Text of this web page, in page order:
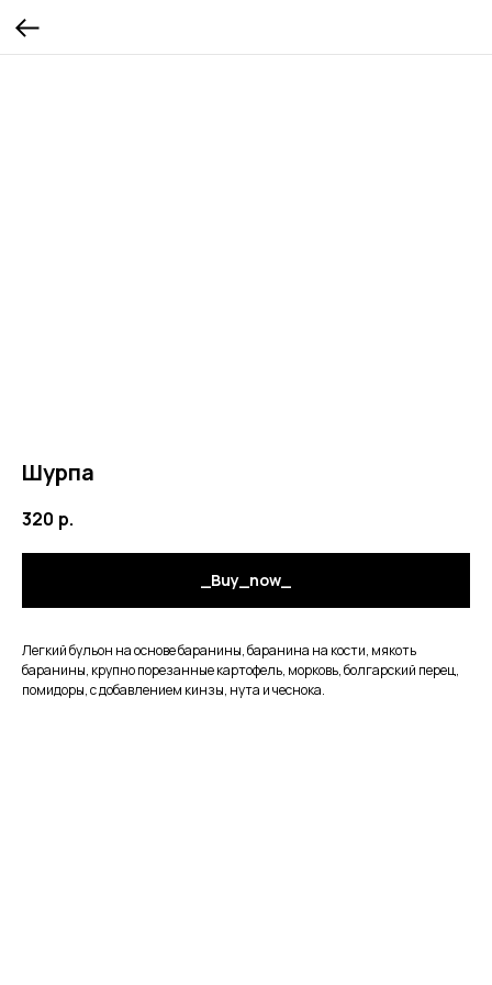
Шурпа
320 р.
_Buy_now_
Легкий бульон на основе баранины, баранина на кости, мякоть
баранины, крупно порезанные картофель, морковь, болгарский перец,
помидоры, с добавлением кинзы, нута и чеснока.